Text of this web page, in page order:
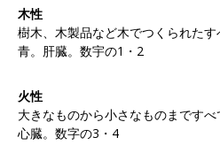
木性
樹木、木製品など木でつくられたす
青。肝臓。数宇の1・2
火性
大きなものから小さなものまですべ
心臓。数字の3・4